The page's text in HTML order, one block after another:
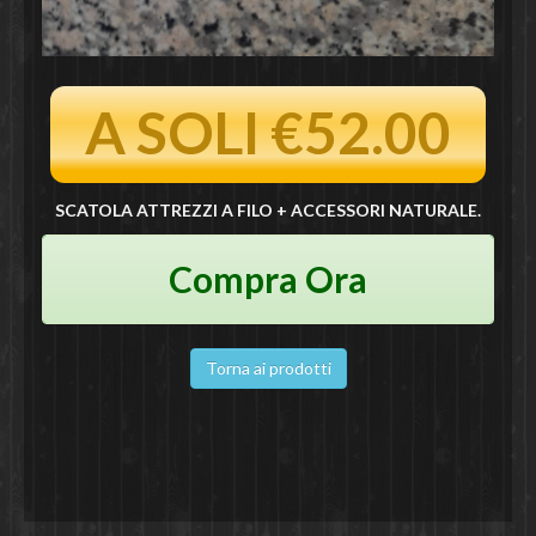
A SOLI €52.00
SCATOLA ATTREZZI A FILO + ACCESSORI NATURALE.
Compra Ora
Torna ai prodotti